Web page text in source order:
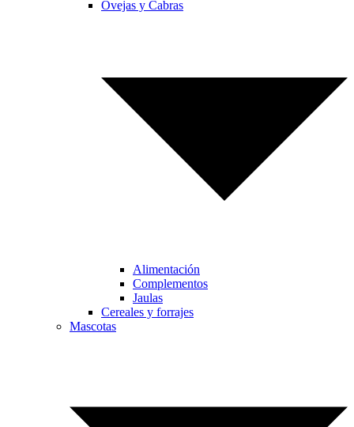
Ovejas y Cabras
Alimentación
Complementos
Jaulas
Cereales y forrajes
Mascotas